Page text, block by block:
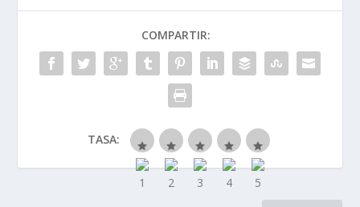
COMPARTIR:
TASA: